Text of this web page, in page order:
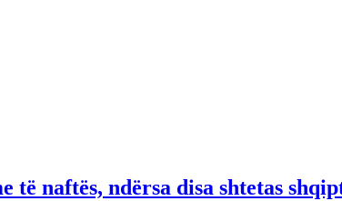
naftës, ndërsa disa shtetas